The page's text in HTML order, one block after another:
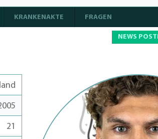
KRANKENAKTE FRAGEN
NEWS
21